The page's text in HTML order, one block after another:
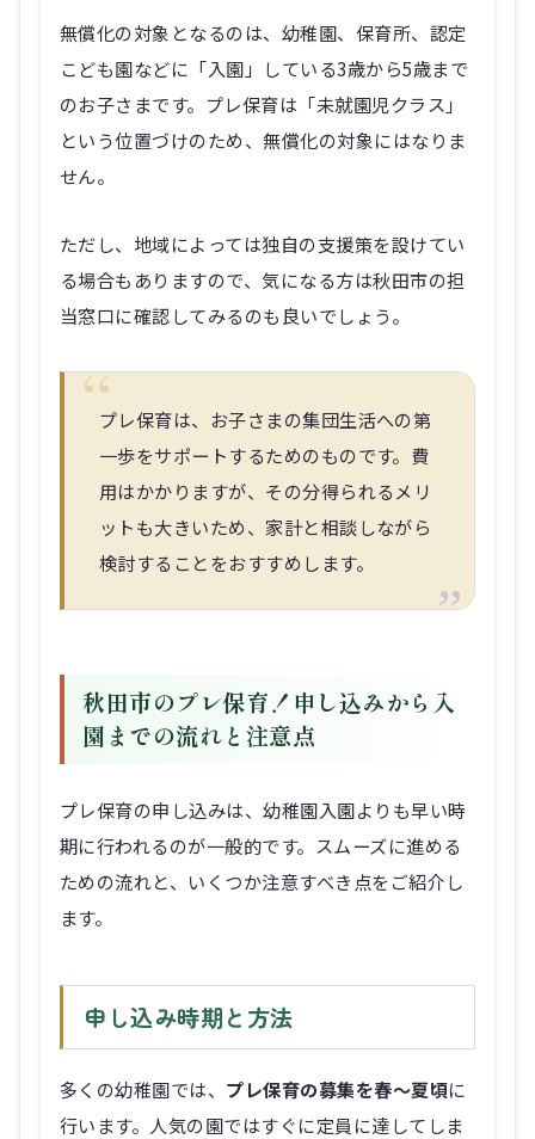
無償化の対象となるのは、幼稚園、保育所、認定
こども園などに「入園」している3歳から5歳まで
のお子さまです。プレ保育は「未就園児クラス」
という位置づけのため、無償化の対象にはなりま
せん。
ただし、地域によっては独自の支援策を設けてい
る場合もありますので、気になる方は秋田市の担
当窓口に確認してみるのも良いでしょう。
プレ保育は、お子さまの集団生活への第
一歩をサポートするためのものです。費
用はかかりますが、その分得られるメリ
ットも大きいため、家計と相談しながら
検討することをおすすめします。
秋田市のプレ保育！申し込みから入
園までの流れと注意点
プレ保育の申し込みは、幼稚園入園よりも早い時
期に行われるのが一般的です。スムーズに進める
ための流れと、いくつか注意すべき点をご紹介し
ます。
申し込み時期と方法
多くの幼稚園では、 プレ保育の募集を春〜夏頃に
行います。人気の園ではすぐに定員に達してしま